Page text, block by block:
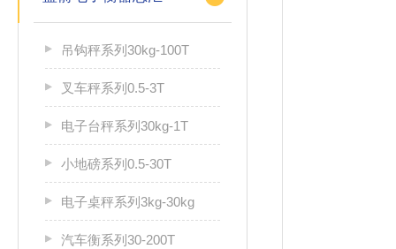
吊钩秤系列30kg-100T
叉车秤系列0.5-3T
电子台秤系列30kg-1T
小地磅系列0.5-30T
电子桌秤系列3kg-30kg
汽车衡系列30-200T